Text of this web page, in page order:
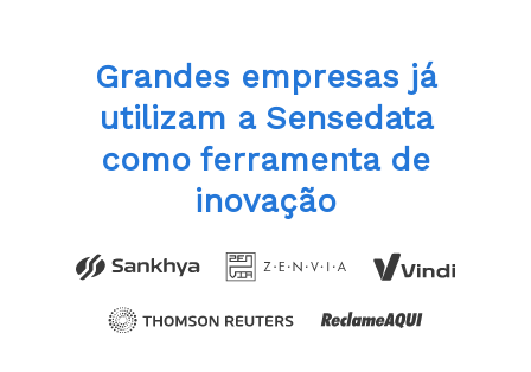
Grandes empresas já
utilizam a Sensedata
como ferramenta de
inovação